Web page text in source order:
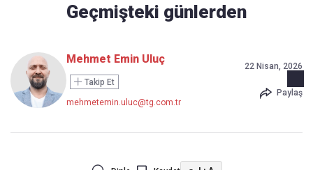
Geçmişteki günlerden
Mehmet Emin Uluç
Takip Et
mehmetemin.uluc@tg.com.tr
22 Nisan, 2026
Paylaş